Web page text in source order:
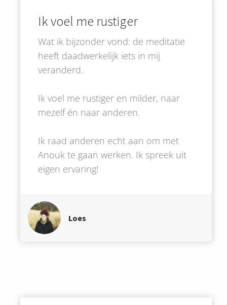
Ik voel me rustiger
Wat ik bijzonder vond: de meditatie
heeft daadwerkelijk iets in mij
veranderd.
Ik voel me rustiger en milder, naar
mezelf én naar anderen.
Ik raad anderen echt aan om met
Anouk te gaan werken. Ik spreek uit
eigen ervaring!
Loes